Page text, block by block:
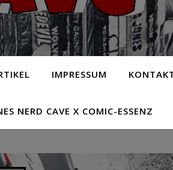
IMPRESSUM
NERD CAVE X COMIC-ESSENZ